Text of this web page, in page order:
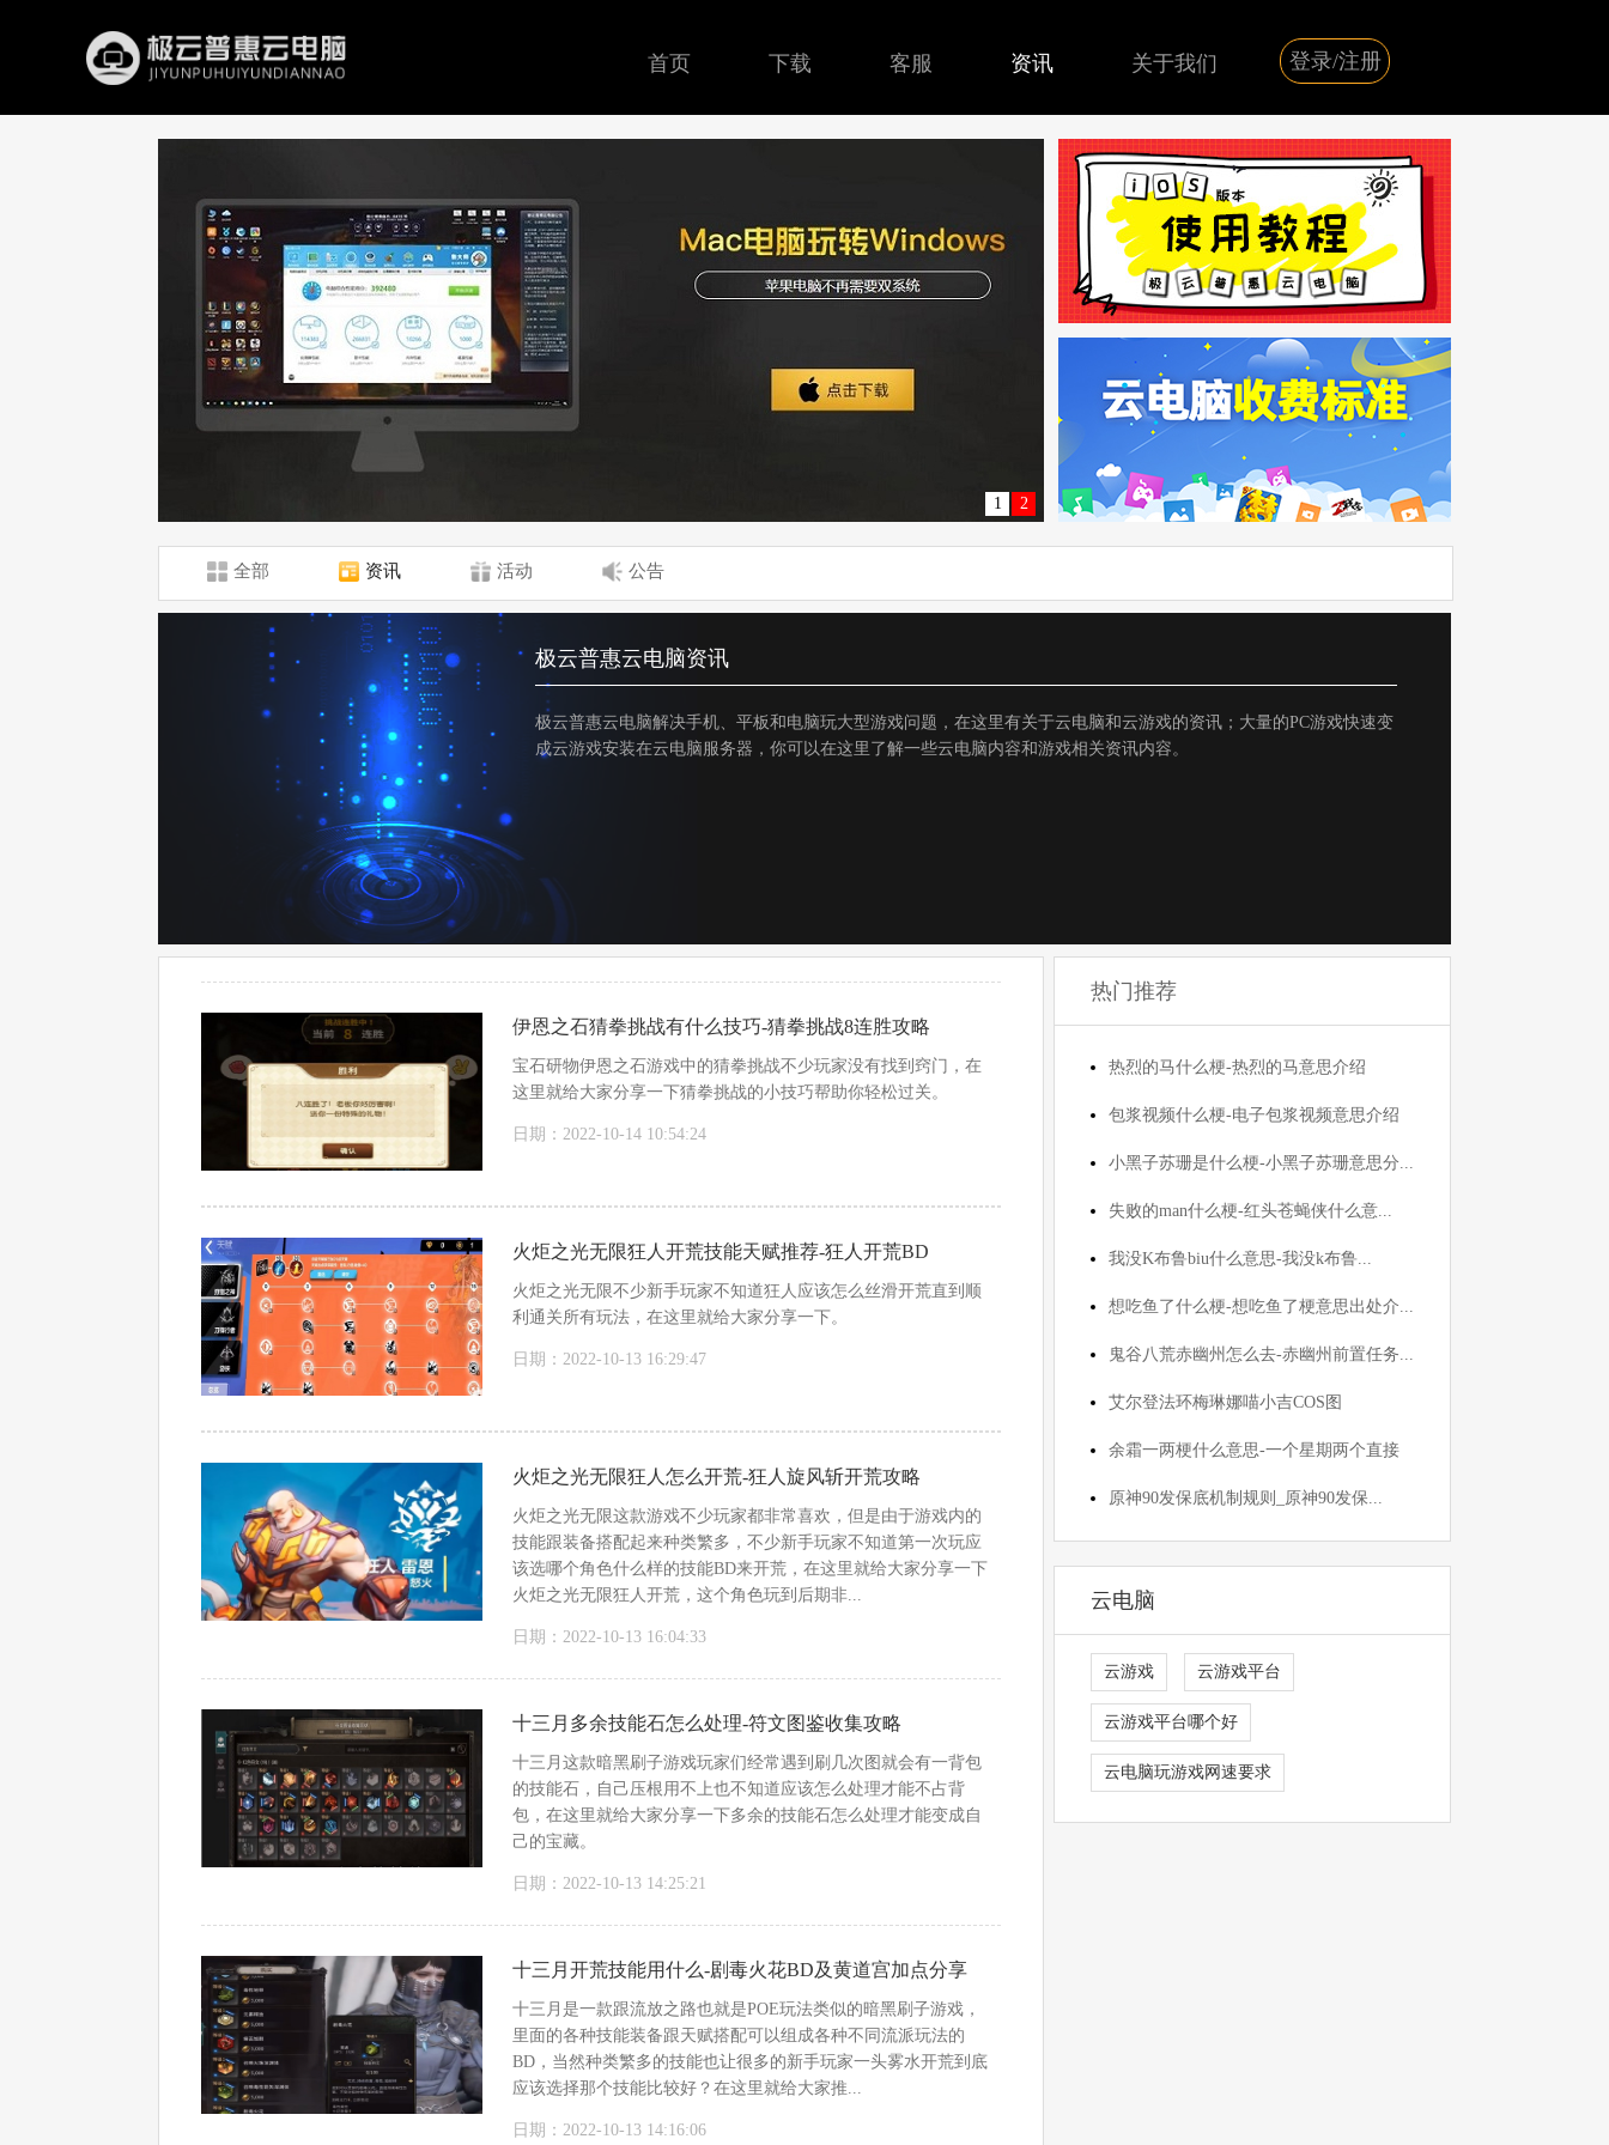
首页 下载 客服 资讯 关于我们 登录/注册
1 2
全部 资讯 活动 公告
极云普惠云电脑资讯
极云普惠云电脑解决手机、平板和电脑玩大型游戏问题，在这里有关于云电脑和云游戏的资讯；大量的PC游戏快速变
成云游戏安装在云电脑服务器，你可以在这里了解一些云电脑内容和游戏相关资讯内容。
伊恩之石猜拳挑战有什么技巧-猜拳挑战8连胜攻略
宝石研物伊恩之石游戏中的猜拳挑战不少玩家没有找到窍门，在
这里就给大家分享一下猜拳挑战的小技巧帮助你轻松过关。
日期：2022-10-14 10:54:24
火炬之光无限狂人开荒技能天赋推荐-狂人开荒BD
火炬之光无限不少新手玩家不知道狂人应该怎么丝滑开荒直到顺
利通关所有玩法，在这里就给大家分享一下。
日期：2022-10-13 16:29:47
火炬之光无限狂人怎么开荒-狂人旋风斩开荒攻略
火炬之光无限这款游戏不少玩家都非常喜欢，但是由于游戏内的
技能跟装备搭配起来种类繁多，不少新手玩家不知道第一次玩应
该选哪个角色什么样的技能BD来开荒，在这里就给大家分享一下
火炬之光无限狂人开荒，这个角色玩到后期非...
日期：2022-10-13 16:04:33
十三月多余技能石怎么处理-符文图鉴收集攻略
十三月这款暗黑刷子游戏玩家们经常遇到刷几次图就会有一背包
的技能石，自己压根用不上也不知道应该怎么处理才能不占背
包，在这里就给大家分享一下多余的技能石怎么处理才能变成自
己的宝藏。
日期：2022-10-13 14:25:21
十三月开荒技能用什么-剧毒火花BD及黄道宫加点分享
十三月是一款跟流放之路也就是POE玩法类似的暗黑刷子游戏，
里面的各种技能装备跟天赋搭配可以组成各种不同流派玩法的
BD，当然种类繁多的技能也让很多的新手玩家一头雾水开荒到底
应该选择那个技能比较好？在这里就给大家推...
日期：2022-10-13 14:16:06
热门推荐
热烈的马什么梗-热烈的马意思介绍
包浆视频什么梗-电子包浆视频意思介绍
小黑子苏珊是什么梗-小黑子苏珊意思分...
失败的man什么梗-红头苍蝇侠什么意...
我没K布鲁biu什么意思-我没k布鲁...
想吃鱼了什么梗-想吃鱼了梗意思出处介...
鬼谷八荒赤幽州怎么去-赤幽州前置任务...
艾尔登法环梅琳娜喵小吉COS图
余霜一两梗什么意思-一个星期两个直接
原神90发保底机制规则_原神90发保...
云电脑
云游戏 云游戏平台
云游戏平台哪个好
云电脑玩游戏网速要求